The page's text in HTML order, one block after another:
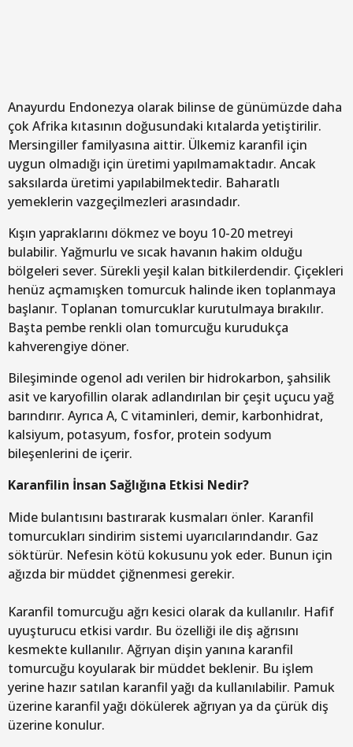
Anayurdu Endonezya olarak bilinse de günümüzde daha
çok Afrika kıtasının doğusundaki kıtalarda yetiştirilir.
Mersingiller familyasına aittir. Ülkemiz karanfil için
uygun olmadığı için üretimi yapılmamaktadır. Ancak
saksılarda üretimi yapılabilmektedir. Baharatlı
yemeklerin vazgeçilmezleri arasındadır.
Kışın yapraklarını dökmez ve boyu 10-20 metreyi
bulabilir. Yağmurlu ve sıcak havanın hakim olduğu
bölgeleri sever. Sürekli yeşil kalan bitkilerdendir. Çiçekleri
henüz açmamışken tomurcuk halinde iken toplanmaya
başlanır. Toplanan tomurcuklar kurutulmaya bırakılır.
Başta pembe renkli olan tomurcuğu kurudukça
kahverengiye döner.
Bileşiminde ogenol adı verilen bir hidrokarbon, şahsilik
asit ve karyofillin olarak adlandırılan bir çeşit uçucu yağ
barındırır. Ayrıca A, C vitaminleri, demir, karbonhidrat,
kalsiyum, potasyum, fosfor, protein sodyum
bileşenlerini de içerir.
Karanfilin İnsan Sağlığına Etkisi Nedir?
Mide bulantısını bastırarak kusmaları önler. Karanfil
tomurcukları sindirim sistemi uyarıcılarındandır. Gaz
söktürür. Nefesin kötü kokusunu yok eder. Bunun için
ağızda bir müddet çiğnenmesi gerekir.
Karanfil tomurcuğu ağrı kesici olarak da kullanılır. Hafif
uyuşturucu etkisi vardır. Bu özelliği ile diş ağrısını
kesmekte kullanılır. Ağrıyan dişin yanına karanfil
tomurcuğu koyularak bir müddet beklenir. Bu işlem
yerine hazır satılan karanfil yağı da kullanılabilir. Pamuk
üzerine karanfil yağı dökülerek ağrıyan ya da çürük diş
üzerine konulur.